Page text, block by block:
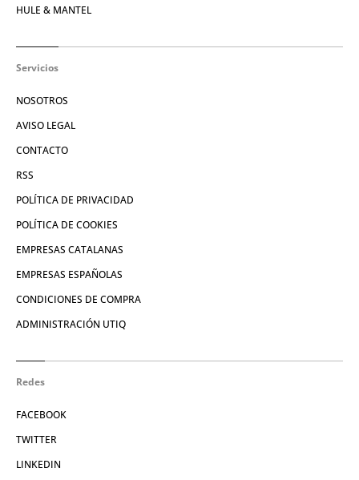
HULE & MANTEL
Servicios
NOSOTROS
AVISO LEGAL
CONTACTO
RSS
POLÍTICA DE PRIVACIDAD
POLÍTICA DE COOKIES
EMPRESAS CATALANAS
EMPRESAS ESPAÑOLAS
CONDICIONES DE COMPRA
ADMINISTRACIÓN UTIQ
Redes
FACEBOOK
TWITTER
LINKEDIN